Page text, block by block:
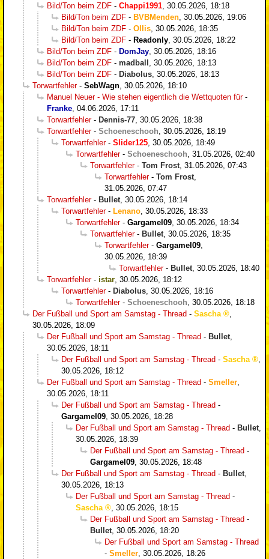
Bild/Ton beim ZDF - Chappi1991 30.05.2026, 18:18
Bild/Ton beim ZDF - BVBMenden 30.05.2026, 19:06
Bild/Ton beim ZDF - Ollis 30.05.2026, 18:35
Bild/Ton beim ZDF - Readonly 30.05.2026, 18:22
Bild/Ton beim ZDF - DomJay 30.05.2026, 18:16
Bild/Ton beim ZDF - madball
30.05.2026, 18:13
Bild/Ton beim ZDF - Diabolus 30.05.2026, 18:13
Torwartfehler- SebWagn 30.05.2026, 18:10
Manuel Neuer - Wie stehen eigentlich die Wettquoten für-
Franke 04.06.2026, 17:11
Torwartfehler- Dennis-77 30.05.2026, 18:38
Torwartfehler- Schoeneschooh 30.05.2026, 18:19
Torwartfehler- Slider125 30.05.2026, 18:49
Torwartfehler- Schoeneschooh 31.05.2026, 02:40
Torwartfehler- Tom Frost 31.05.2026, 07:43
Torwartfehler- Tom Frost
31.05.2026, 07:47
Torwartfehler- Bullet 30.05.2026, 18:14
Torwartfehler- Lenano 30.05.2026, 18:33
Torwartfehler- Gargamel09 30.05.2026, 18:34
Torwartfehler- Bullet 30.05.2026, 18:35
Torwartfehler- Gargamel09
30.05.2026, 18:39
Torwartfehler- Bullet 30.05.2026, 18:40
Torwartfehler- istar 30.05.2026, 18:12
Torwartfehler- Diabolus 30.05.2026, 18:16
Torwartfehler- Schoeneschooh 30.05.2026, 18:18
Der Fußball und Sport am Samstag - Thread - Sascha
30.05.2026, 18:09
Der Fußball und Sport am Samstag - Thread - Bullet
30.05.2026, 18:11
Der Fußball und Sport am Samstag - Thread - Sascha
30.05.2026, 18:12
Der Fußball und Sport am Samstag - Thread - Smeller
30.05.2026, 18:11
Der Fußball und Sport am Samstag - Thread -
Gargamel09 30.05.2026, 18:28
Der Fußball und Sport am Samstag - Thread - Bullet
30.05.2026, 18:39
Der Fußball und Sport am Samstag - Thread -
Gargamel09 30.05.2026, 18:48
Der Fußball und Sport am Samstag - Thread - Bullet
30.05.2026, 18:13
Der Fußball und Sport am Samstag - Thread -
Sascha
30.05.2026, 18:15
Der Fußball und Sport am Samstag - Thread -
Bullet 30.05.2026, 18:20
Der Fußball und Sport am Samstag - Thread
- Smeller 30.05.2026, 18:26